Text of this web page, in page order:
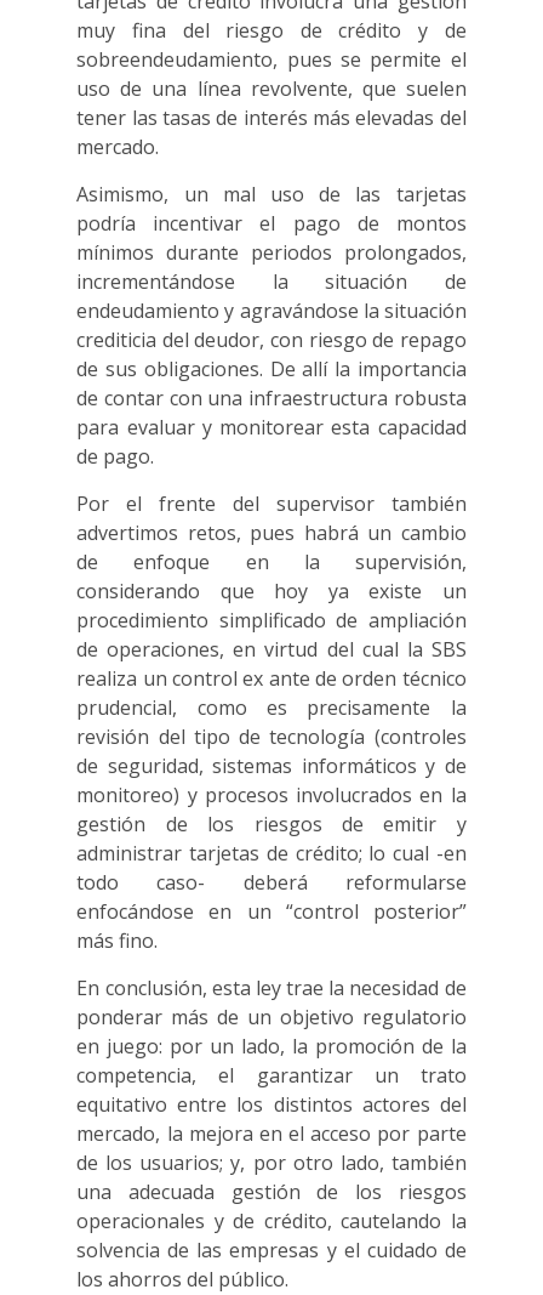
muy fina del riesgo de crédito y de
sobreendeudamiento, pues se permite el
uso de una línea revolvente, que suelen
tener las tasas de interés más elevadas del
mercado.
Asimismo, un mal uso de las tarjetas
podría incentivar el pago de montos
mínimos durante periodos prolongados,
incrementándose la situación de
endeudamiento y agravándose la situación
crediticia del deudor, con riesgo de repago
de sus obligaciones. De allí la importancia
de contar con una infraestructura robusta
para evaluar y monitorear esta capacidad
de pago.
Por el frente del supervisor también
advertimos retos, pues habrá un cambio
de enfoque en la supervisión,
considerando que hoy ya existe un
procedimiento simplificado de ampliación
de operaciones, en virtud del cual la SBS
realiza un control ex ante de orden técnico
prudencial, como es precisamente la
revisión del tipo de tecnología (controles
de seguridad, sistemas informáticos y de
monitoreo) y procesos involucrados en la
gestión de los riesgos de emitir y
administrar tarjetas de crédito; lo cual -en
todo caso- deberá reformularse
enfocándose en un “control posterior”
más fino.
En conclusión, esta ley trae la necesidad de
ponderar más de un objetivo regulatorio
en juego: por un lado, la promoción de la
competencia, el garantizar un trato
equitativo entre los distintos actores del
mercado, la mejora en el acceso por parte
de los usuarios; y, por otro lado, también
una adecuada gestión de los riesgos
operacionales y de crédito, cautelando la
solvencia de las empresas y el cuidado de
los ahorros del público.